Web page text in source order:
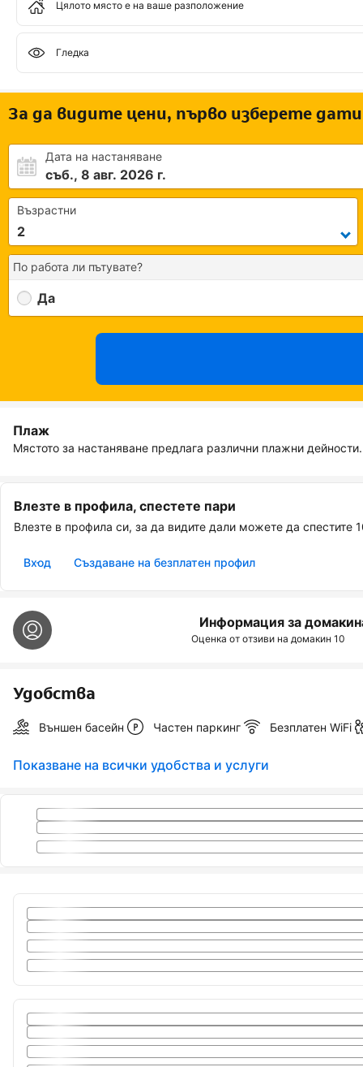
Цялото място е на ваше разположение
Гледка
За да видите цени, първо изберете дати
Дата на настаняване
съб., 8 авг. 2026 г.
Възрастни
По работа ли пътувате?
Да
Плаж
Мястото за настаняване предлага различни плажни дейности.
Влезте в профила, спестете пари
Влезте в профила си, за да видите дали можете да спестите
Вход Създаване на безплатен профил
Информация за
Оценка от отзиви на домакин 10
Удобства
Външен басейн Частен паркинг Безплатен WiFi
Показване на всички удобства и услуги